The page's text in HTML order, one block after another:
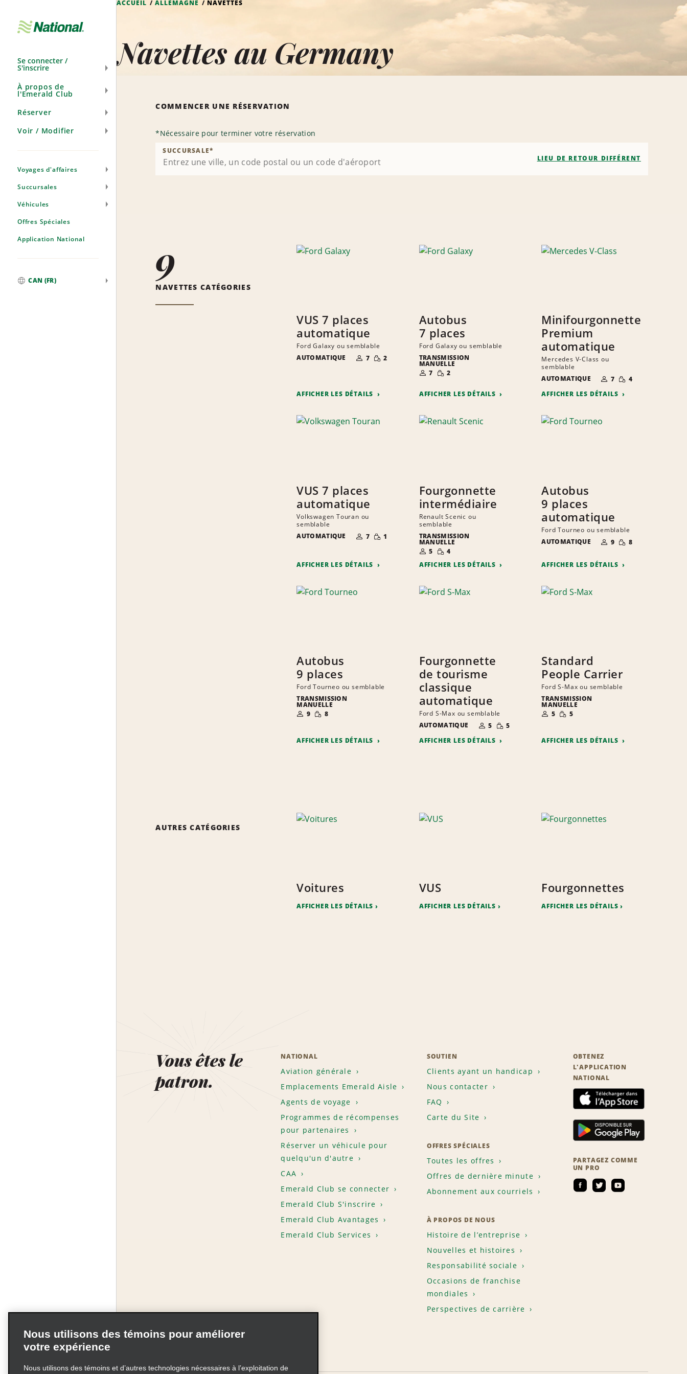
navigation
Se connecter /
S'inscrire
À propos de
l'Emerald Club
Réserver
Voir / Modifier
Voyages d'affaires
Succursales
Véhicules
Offres Spéciales
Application National
CAN (FR)
ACCUEIL ALLEMAGNE NAVETTES
Navettes au Germany
COMMENCER UNE RÉSERVATION
*Nécessaire pour terminer votre réservation
SUCCURSALE*
LIEU DE RETOUR DIFFÉRENT
9
NAVETTES CATÉGORIES
VUS 7 places
automatique
Ford Galaxy ou semblable
AUTOMATIQUE
NOMBRE DE
PERSONNES
7 QUANTITÉ
RÉDUITE
2
AFFICHER LES DÉTAILS
Autobus
7 places
Ford Galaxy ou semblable
TRANSMISSION
MANUELLE
NOMBRE DE
PERSONNES
7 QUANTITÉ
RÉDUITE
2
AFFICHER LES DÉTAILS
Minifourgonnette
Premium
automatique
Mercedes V-Class ou
semblable
AUTOMATIQUE
NOMBRE DE
PERSONNES
7 QUANTITÉ
RÉDUITE
4
AFFICHER LES DÉTAILS
VUS 7 places
automatique
Volkswagen Touran ou
semblable
AUTOMATIQUE
NOMBRE DE
PERSONNES
7 QUANTITÉ
RÉDUITE
1
AFFICHER LES DÉTAILS
Fourgonnette
intermédiaire
Renault Scenic ou
semblable
TRANSMISSION
MANUELLE
NOMBRE DE
PERSONNES
5 QUANTITÉ
RÉDUITE
4
AFFICHER LES DÉTAILS
Autobus
9 places
automatique
Ford Tourneo ou semblable
AUTOMATIQUE
NOMBRE DE
PERSONNES
9 QUANTITÉ
RÉDUITE
8
AFFICHER LES DÉTAILS
Autobus
9 places
Ford Tourneo ou semblable
TRANSMISSION
MANUELLE
NOMBRE DE
PERSONNES
9 QUANTITÉ
RÉDUITE
8
AFFICHER LES DÉTAILS
Fourgonnette
de tourisme
classique
automatique
Ford S-Max ou semblable
AUTOMATIQUE
NOMBRE DE
PERSONNES
5 QUANTITÉ
RÉDUITE
5
AFFICHER LES DÉTAILS
Standard
People Carrier
Ford S-Max ou semblable
TRANSMISSION
MANUELLE
NOMBRE DE
PERSONNES
5 QUANTITÉ
RÉDUITE
5
AFFICHER LES DÉTAILS
AUTRES CATÉGORIES
Voitures
AFFICHER LES DÉTAILS
VUS
AFFICHER LES DÉTAILS
Fourgonnettes
AFFICHER LES DÉTAILS
Vous êtes le
patron.
NATIONAL
Aviation générale
Emplacements Emerald Aisle
Agents de voyage
Programmes de récompenses
pour partenaires
Réserver un véhicule pour
quelqu'un d'autre
CAA
Emerald Club se connecter
Emerald Club S'inscrire
Emerald Club Avantages
Emerald Club Services
SOUTIEN
Clients ayant un handicap
Nous contacter
FAQ
Carte du Site
OFFRES SPÉCIALES
Toutes les offres
Offres de dernière minute
Abonnement aux courriels
À PROPOS DE NOUS
Histoire de l’entreprise
Nouvelles et histoires
Responsabilité sociale
Occasions de franchise
mondiales
Perspectives de carrière
OBTENEZ
L'APPLICATION
NATIONAL
PARTAGEZ COMME
UN PRO
Nous utilisons des témoins pour améliorer
votre expérience
Nous utilisons des témoins et d’autres technologies nécessaires à l’exploitation de